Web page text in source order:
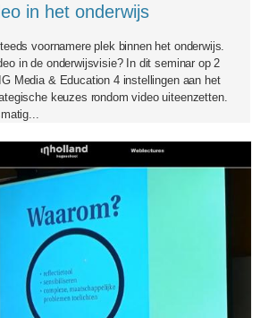
in het onderwijs
voornamere plek binnen het onderwijs.
in de onderwijsvisie? In dit seminar op 2
Media & Education 4 instellingen aan het
keuzes rondom video uiteenzetten.